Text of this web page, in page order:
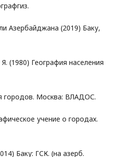
Азербайджана (2019) Баку,
(1980) География населения
городов. Москва: ВЛАДОС.
учение о городах.
Баку: ГСК. (на азерб.